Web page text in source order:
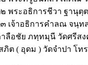
๒ พระอธิการชีวา ฐา
๓ เจ้าอธิการคำลณ จ
าลือชัย ภทฺทมุนี วัดศรี
ภิต ( อุดม ) วัดจำปา โ